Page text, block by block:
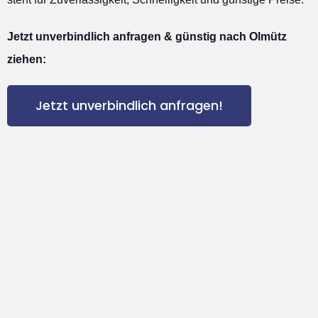
Jetzt unverbindlich anfragen & günstig nach Olmütz
ziehen:
Jetzt unverbindlich anfragen!